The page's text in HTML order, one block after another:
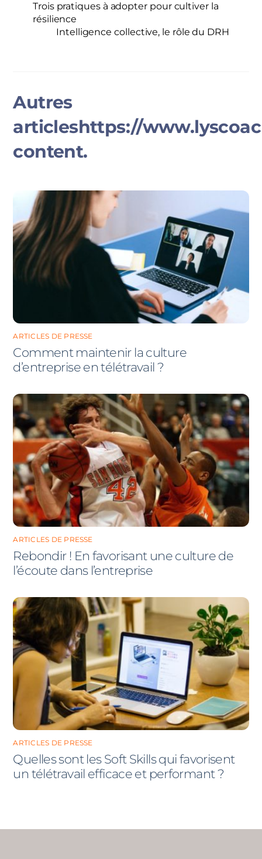
Trois pratiques à adopter pour cultiver la
résilience
Intelligence collective, le rôle du DRH
ARTICLES DE PRESSE
Comment maintenir la culture
d’entreprise en télétravail ?
ARTICLES DE PRESSE
Rebondir ! En favorisant une culture de
l’écoute dans l’entreprise
ARTICLES DE PRESSE
Quelles sont les Soft Skills qui favorisent
un télétravail efficace et performant ?